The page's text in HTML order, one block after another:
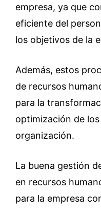
empresa, ya que
eficiente del
los objetivos de la
Además, estos
de recursos
para la
optimización de
organización.
La buena gestión
en recursos
para la empresa